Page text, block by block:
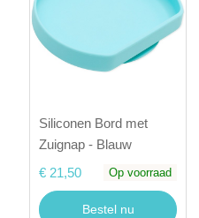
Siliconen Bord met
Zuignap - Blauw
€ 21,50
Op voorraad
Bestel nu